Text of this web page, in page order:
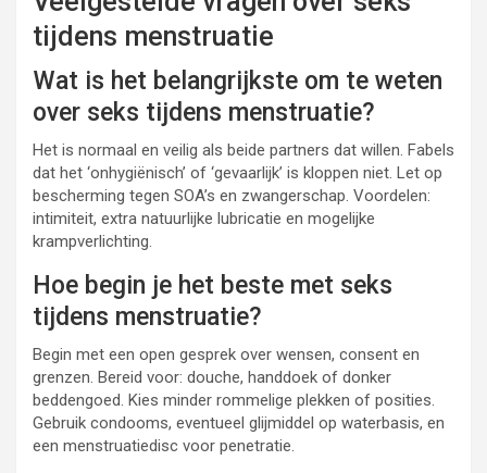
tijdens menstruatie
Wat is het belangrijkste om te weten
over seks tijdens menstruatie?
Het is normaal en veilig als beide partners dat willen. Fabels
dat het ‘onhygiënisch’ of ‘gevaarlijk’ is kloppen niet. Let op
bescherming tegen SOA’s en zwangerschap. Voordelen:
intimiteit, extra natuurlijke lubricatie en mogelijke
krampverlichting.
Hoe begin je het beste met seks
tijdens menstruatie?
Begin met een open gesprek over wensen, consent en
grenzen. Bereid voor: douche, handdoek of donker
beddengoed. Kies minder rommelige plekken of posities.
Gebruik condooms, eventueel glijmiddel op waterbasis, en
een menstruatiedisc voor penetratie.